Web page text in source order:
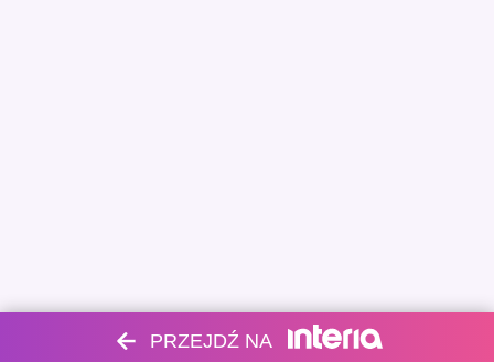
PRZEJDŹ NA